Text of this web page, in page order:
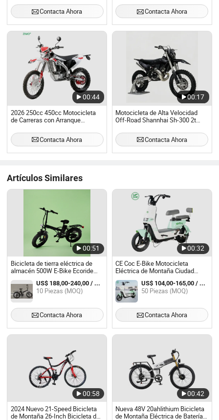
Contacta Ahora
para niños mini motocicleta moto
de tierra para niños
Contacta Ahora
00:44
2026 250cc 450cc Motocicleta
de Carreras con Arranque
Moto de Pit Off Road Carrera
Moto de TierraContacta Ahora
00:17
Motocicleta de Alta Velocidad
Off-Road Shannhai Sh-300 2t
Carreras Deportivas Motocicleta
Enduro 320ccContacta Ahora
Artículos Similares
00:51
Bicicleta de tierra eléctrica de
almacén 500W E-Bike Ecoride
48V13ah Bicicleta eléctrica para
adultos V10 Bicicleta de montaña
eléctrica para adultos
US$ 188,00-240,00 / Pieza
10 Piezas (MOQ)
Contacta Ahora
00:32
CE Coc E-Bike Motocicleta
Eléctrica de Montaña Ciudad
Fábrica China Ebc
US$ 104,00-165,00 / Pieza
50 Piezas (MOQ)
Contacta Ahora
00:58
2024 Nuevo 21-Speed Bicicleta
de Montaña 26-Inch Bicicleta de
00:42
Nueva 48V 20ahlithium Bicicleta
de Montaña Eléctrica de Batería